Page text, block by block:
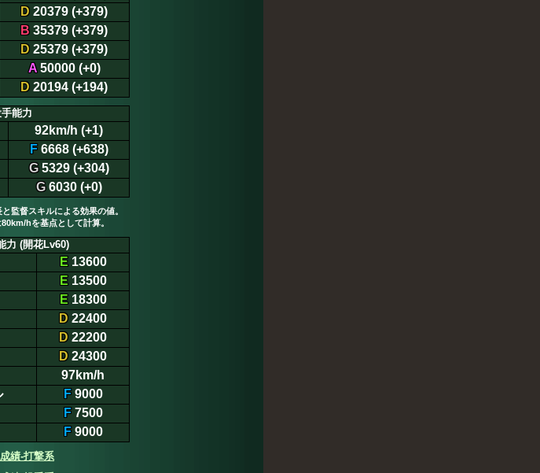
D 20379 (+379)
B 35379 (+379)
D 25379 (+379)
A50000 (+0)
D 20194 (+194)
能力
92km/h (+1)
F6668 (+638)
G5329 (+304)
G6030 (+0)
監督スキルによる効果の値。
hを基点として計算。
力 (開花Lv60)
E13600
E13500
E18300
D 22400
D 22200
D 24300
97km/h
F9000
F7500
F9000
績-打撃系